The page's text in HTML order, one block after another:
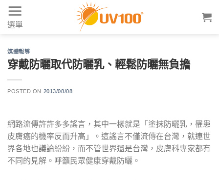
Skip
content
選單
媒體報導
穿戴防曬取代防曬乳、輕鬆防曬無負擔
POSTED ON 2013/08/08
網路流傳許許多多謠言，其中一樣就是「塗抹防曬乳，罹患
皮膚癌的機率反而升高」。這謠言不僅流傳在台灣，就連世
界各地也議論紛紛，而不管世界還是台灣，皮膚科專家都有
不同的見解。呼籲民眾健康穿戴防曬。